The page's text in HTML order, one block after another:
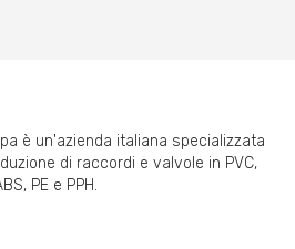
è un'azienda italiana specializzata
di raccordi e valvole in PVC,
PE e PPH.